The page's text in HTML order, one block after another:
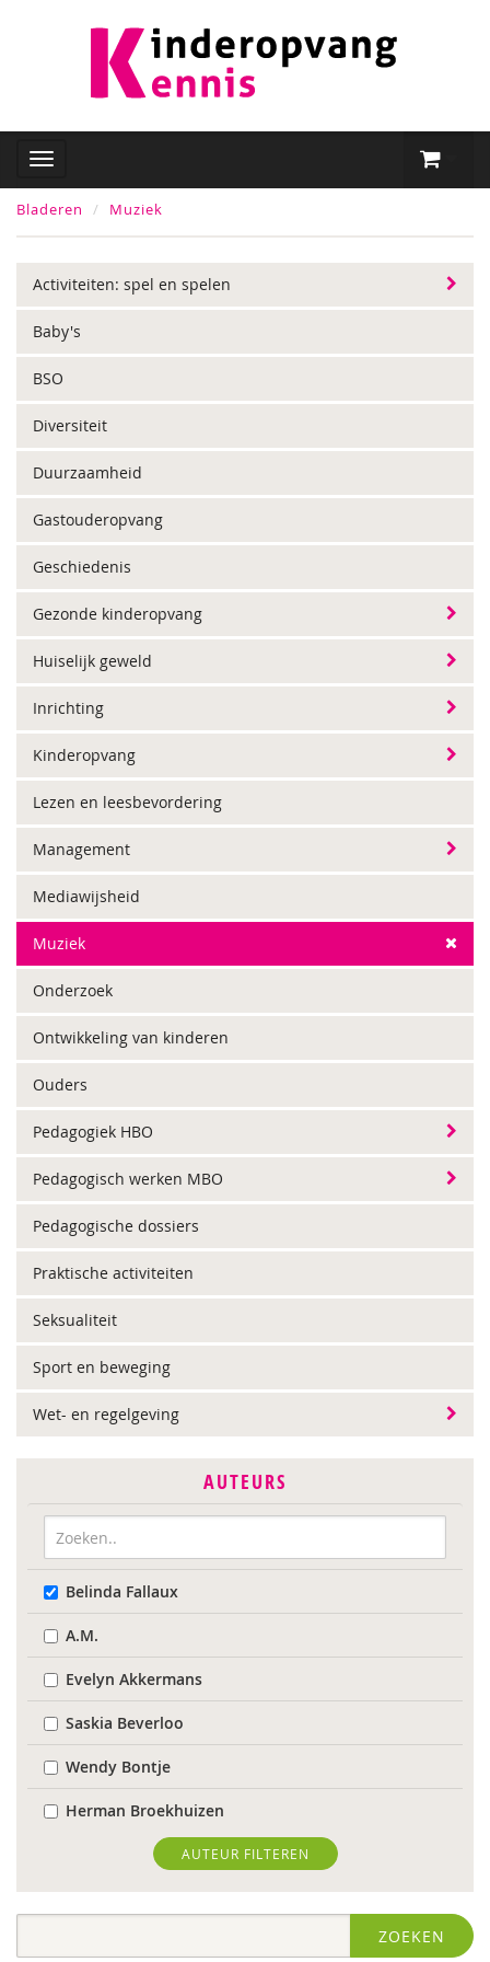
Bladeren Muziek
Activiteiten: spel en spelen
Baby's
BSO
Diversiteit
Duurzaamheid
Gastouderopvang
Geschiedenis
Gezonde kinderopvang
Huiselijk geweld
Inrichting
Kinderopvang
Lezen en leesbevordering
Management
Mediawijsheid
Muziek
Onderzoek
Ontwikkeling van kinderen
Ouders
Pedagogiek HBO
Pedagogisch werken MBO
Pedagogische dossiers
Praktische activiteiten
Seksualiteit
Sport en beweging
Wet- en regelgeving
AUTEURS
Belinda Fallaux
A.M.
Evelyn Akkermans
Saskia Beverloo
Wendy Bontje
Herman Broekhuizen
Marianne Busser
Marja van Delden
AUTEUR FILTEREN
ZOEKEN